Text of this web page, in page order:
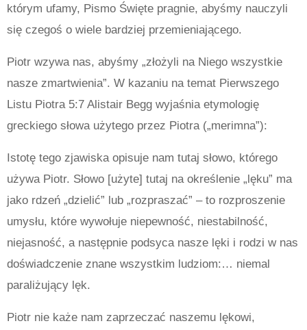
którym ufamy, Pismo Święte pragnie, abyśmy nauczyli
się czegoś o wiele bardziej przemieniającego.
Piotr wzywa nas, abyśmy „złożyli na Niego wszystkie
nasze zmartwienia”. W kazaniu na temat Pierwszego
Listu Piotra 5:7 Alistair Begg wyjaśnia etymologię
greckiego słowa użytego przez Piotra („merimna”):
Istotę tego zjawiska opisuje nam tutaj słowo, którego
używa Piotr. Słowo [użyte] tutaj na określenie „lęku” ma
jako rdzeń „dzielić” lub „rozpraszać” – to rozproszenie
umysłu, które wywołuje niepewność, niestabilność,
niejasność, a następnie podsyca nasze lęki i rodzi w nas
doświadczenie znane wszystkim ludziom:… niemal
paraliżujący lęk.
Piotr nie każe nam zaprzeczać naszemu lękowi,